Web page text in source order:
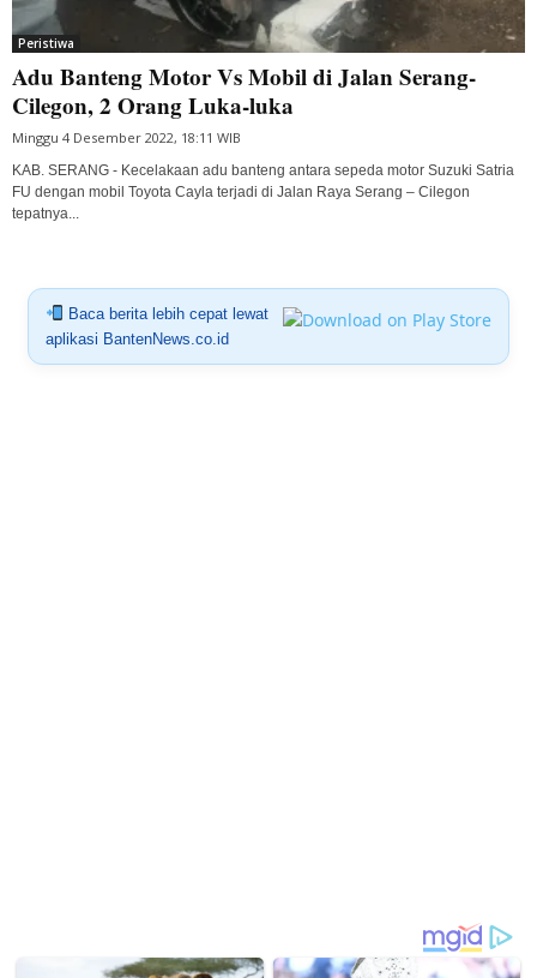
Peristiwa
Adu Banteng Motor Vs Mobil di Jalan Serang-
Cilegon, 2 Orang Luka-luka
Minggu 4 Desember 2022, 18:11 WIB
KAB. SERANG - Kecelakaan adu banteng antara sepeda motor Suzuki Satria
FU dengan mobil Toyota Cayla terjadi di Jalan Raya Serang – Cilegon
tepatnya...
Baca berita lebih cepat lewat
aplikasi BantenNews.co.id